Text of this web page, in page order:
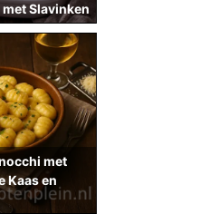
Slavinken
met
Kaas en